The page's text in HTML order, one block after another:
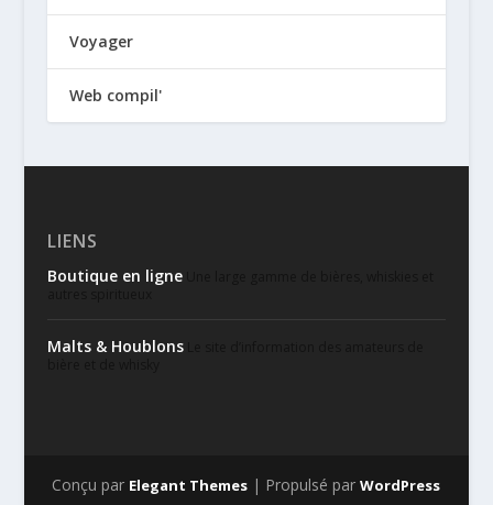
Voyager
Web compil'
LIENS
Boutique en ligneUne large gamme de bières, whiskies et
Malts & HoublonsLe site d’information des amateurs de
Conçu par Elegant Themes | Propulsé parWordPress